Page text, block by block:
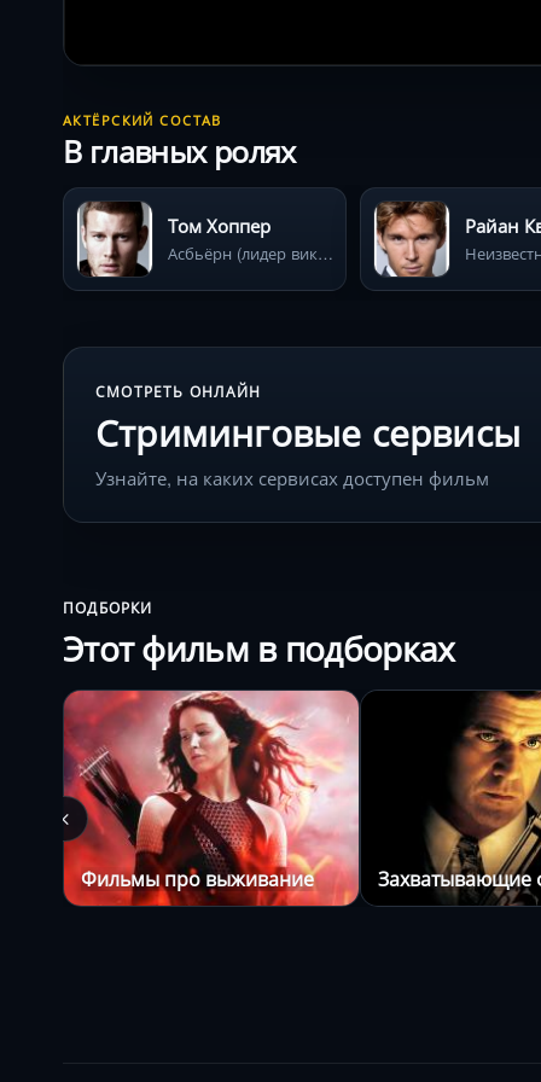
АКТЁРСКИЙ СОСТАВ
В главных ролях
Том Хоппер
Асбьёрн (лидер викингов)
Райан
СМОТРЕТЬ ОНЛАЙН
Стриминговые сервисы
Узнайте, на каких сервисах доступен фильм
ПОДБОРКИ
Этот фильм в подборках
Фильмы про выживание Захватывающие